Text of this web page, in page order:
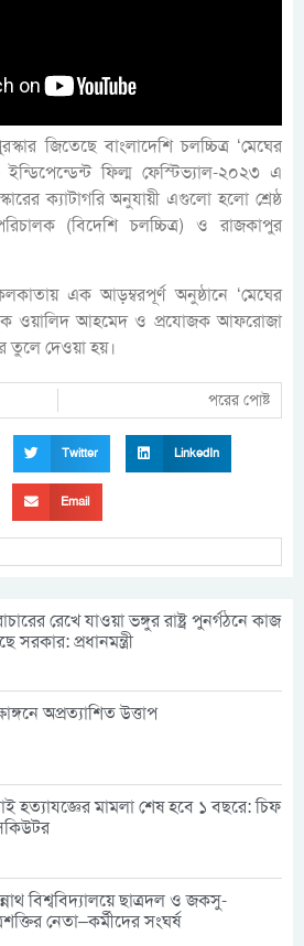
জিতেছে বাংলাদেশি চলচ্চিত্র ‘মেঘের
ফিল্ম ফেস্টিভ্যাল-২০২৩ এ
ক্যাটাগরি অনুযায়ী এগুলো হলো শ্রেষ্ঠ
পরিচালক (বিদেশি চলচ্চিত্র) ও রাজকাপুর
এক আড়ম্বরপূর্ণ অনুষ্ঠানে ‘মেঘের
ওয়ালিদ আহমেদ ও প্রযোজক আফরোজা
তুলে দেওয়া হয়।
পরের পোষ্ট
Twitter LinkedIn
Email
রেখে যাওয়া ভঙ্গুর রাষ্ট্র পুনর্গঠনে কাজ
সরকার: প্রধানমন্ত্রী
অপ্রত্যাশিত উত্তাপ
হত্যাযজ্ঞের মামলা শেষ হবে ১ বছরে: চিফ
বিশ্ববিদ্যালয়ে ছাত্রদল ও জকসু-
নেতা–কর্মীদের সংঘর্ষ